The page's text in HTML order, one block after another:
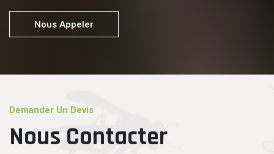
Nous Appeler
Demander Un Devis
Nous Contacter